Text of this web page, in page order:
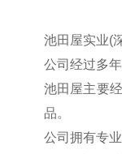
池田屋实业(
公司经过多
池田屋主要
品。
公司拥有专